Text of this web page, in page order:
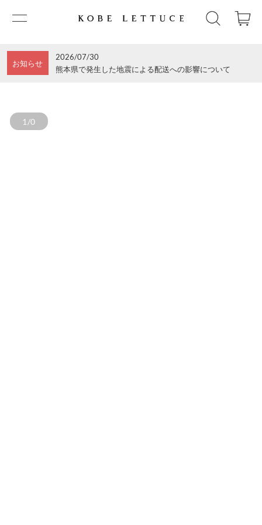
お知らせ
2026/07/30
熊本県で発生した地震による配送への影響について
1/0